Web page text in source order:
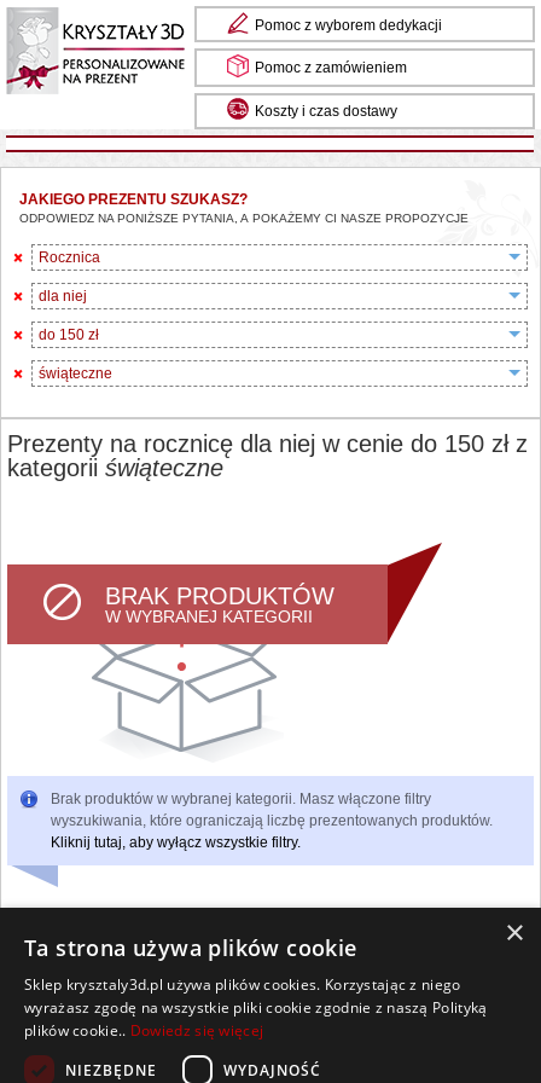
Pomoc z wyborem dedykacji
Pomoc z zamówieniem
Koszty i czas dostawy
JAKIEGO PREZENTU SZUKASZ?
ODPOWIEDZ NA PONIŻSZE PYTANIA, A POKAŻEMY CI NASZE PROPOZYCJE
Rocznica
dla niej
do 150 zł
świąteczne
Prezenty na rocznicę dla niej w cenie do 150 zł z
kategorii świąteczne
BRAK PRODUKTÓW
W WYBRANEJ KATEGORII
Brak produktów w wybranej kategorii. Masz włączone filtry
wyszukiwania, które ograniczają liczbę prezentowanych produktów.
Kliknij tutaj, aby wyłącz wszystkie filtry.
Wszelkie prawa zastrzeżone
Kontakt Współpraca Regulamin
Pomoc Strona główna
×
Ta strona używa plików cookie
Sklep krysztaly3d.pl używa plików cookies. Korzystając z niego
wyrażasz zgodę na wszystkie pliki cookie zgodnie z naszą Polityką
plików cookie.. Dowiedz się więcej
NIEZBĘDNE
WYDAJNOŚĆ